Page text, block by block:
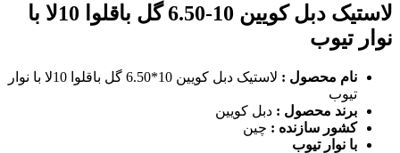
لاستیک دبل کویین 10-6.50 گل باقلوا 10لا با
نوار تیوب
نام محصول :
لاستیک دبل کویین 10*6.50 گل باقلوا 10لا با نوار
تیوب
برند محصول : دبل کویین
کشور سازنده : چین
با نوار تیوب